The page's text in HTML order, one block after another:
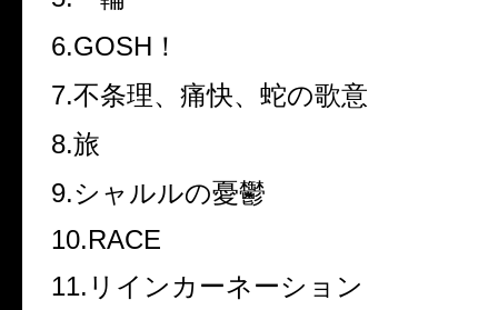
6.GOSH！
7.不条理、痛快、蛇の歌意
8.旅
9.シャルルの憂鬱
10.RACE
11.リインカーネーション